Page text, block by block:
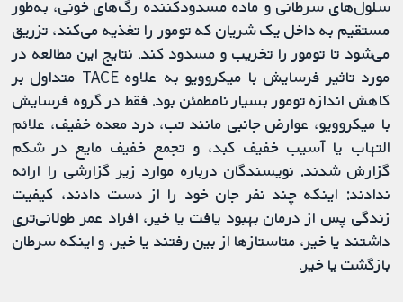
سلول‌های سرطانی و ماده مسدودکننده رگ‌های خونی، به‌طور
مستقیم به داخل یک شریان که تومور را تغذیه می‌کند، تزریق
می‌شود تا تومور را تخریب و مسدود کند. نتایج این مطالعه در
مورد تاثیر فرسایش با میکروویو به‌ علاوه TACE متداول بر
کاهش اندازه تومور بسیار نامطمئن بود. فقط در گروه فرسایش
با میکروویو، عوارض جانبی مانند تب، درد معده خفیف، علائم
التهاب یا آسیب خفیف کبد، و تجمع خفیف مایع در شکم
گزارش شدند. نویسندگان درباره موارد زیر گزارشی را ارائه
ندادند: اینکه چند نفر جان خود را از دست دادند، کیفیت
زندگی پس از درمان بهبود یافت یا خیر، افراد عمر طولانی‌تری
داشتند یا خیر، متاستازها از بین رفتند یا خیر، و اینکه سرطان
بازگشت یا خیر.